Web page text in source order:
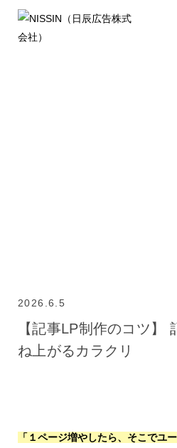
2026.6.5
【記事LP制作のコツ】
ね上がるカラクリ
「１ページ増やしたら、そこでユ